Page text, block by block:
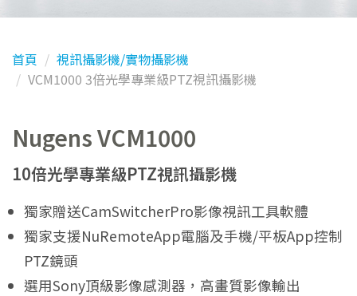
首頁
視訊攝影機/實物攝影機
VCM1000 3倍光學專業級PTZ視訊攝影機
Nugens VCM1000
10倍光學專業級PTZ視訊攝影機
獨家贈送CamSwitcherPro影像視訊工具軟體
獨家支援NuRemoteApp電腦及手機/平板App控制
PTZ鏡頭
選用Sony頂級影像感測器，高畫質影像輸出